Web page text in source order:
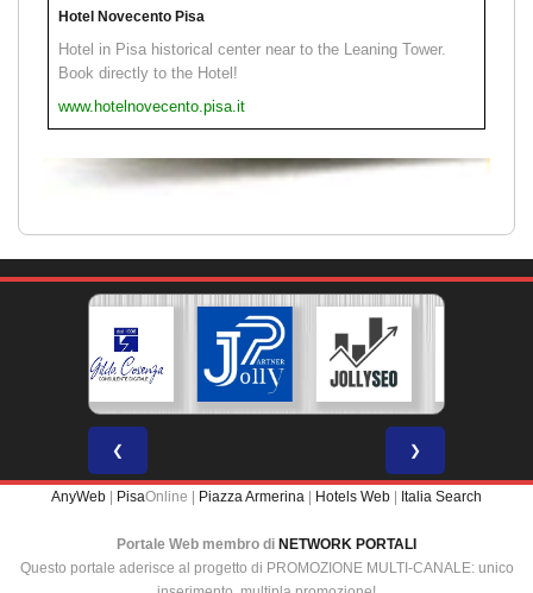
Hotel Novecento Pisa
Hotel in Pisa historical center near to the Leaning Tower.
Book directly to the Hotel!
www.hotelnovecento.pisa.it
❮ ❯
AnyWeb PisaOnline | Piazza Armerina Hotels Web Italia Search
Portale Web membro di NETWORK PORTALI
Questo portale aderisce al progetto di PROMOZIONE MULTI-CANALE: unico